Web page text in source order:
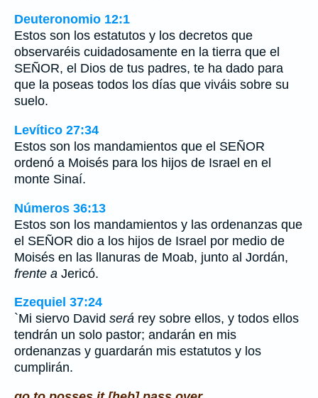
Deuteronomio 12:1
Estos son los estatutos y los decretos que
observaréis cuidadosamente en la tierra que el
SEÑOR, el Dios de tus padres, te ha dado para
que la poseas todos los días que viváis sobre su
suelo.
Levítico 27:34
Estos son los mandamientos que el SEÑOR
ordenó a Moisés para los hijos de Israel en el
monte Sinaí.
Números 36:13
Estos son los mandamientos y las ordenanzas que
el SEÑOR dio a los hijos de Israel por medio de
Moisés en las llanuras de Moab, junto al Jordán,
frente a Jericó.
Ezequiel 37:24
`Mi siervo David será rey sobre ellos, y todos ellos
tendrán un solo pastor; andarán en mis
ordenanzas y guardarán mis estatutos y los
cumplirán.